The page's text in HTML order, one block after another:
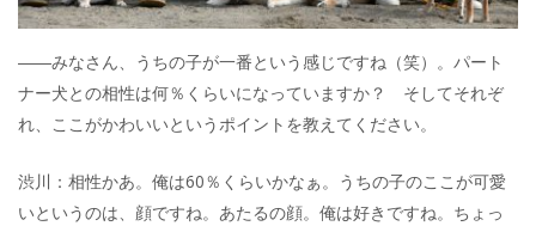
――みなさん、うちの子が一番という感じですね（笑）。パート
ナー犬との相性は何％くらいになっていますか？ そしてそれぞ
れ、ここがかわいいというポイントを教えてください。
渋川：相性かあ。俺は60％くらいかなぁ。うちの子のここが可愛
いというのは、顔ですね。あたるの顔。俺は好きですね。ちょっ